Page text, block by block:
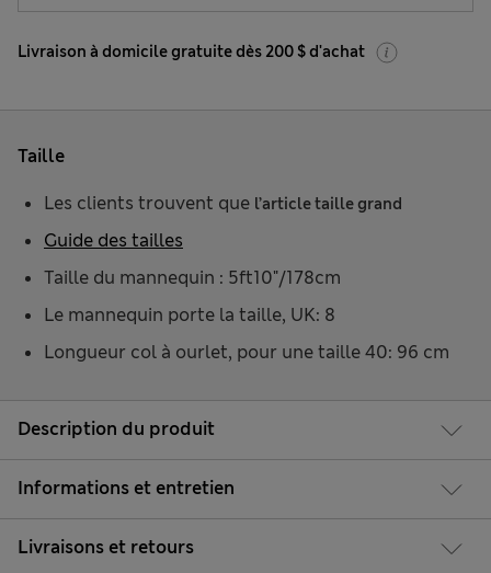
Livraison à domicile gratuite dès 200 $ d'achat
Description du produit
Informations et entretien
Livraisons et retours
Taille
Les clients trouvent que l’article taille grand
Taille du mannequin : 5ft10"/178cm
Le mannequin porte la taille, UK: 8
Longueur col à ourlet, pour une taille 40: 96 cm
Guide des tailles